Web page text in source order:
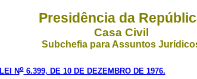
Presidência da
Casa Civil
Subchefia para Assuntos
LEI No6.399, DE 10 DE DEZEMBRO DE 1976.